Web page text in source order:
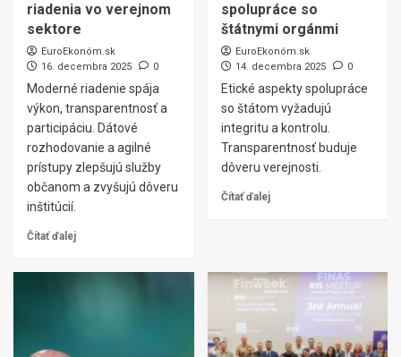
riadenia vo verejnom
sektore
EuroEkonóm.sk
16. decembra 2025
0
Moderné riadenie spája
výkon, transparentnosť a
participáciu. Dátové
rozhodovanie a agilné
prístupy zlepšujú služby
občanom a zvyšujú dôveru
inštitúcií.
Čítať ďalej
spolupráce so
štátnymi orgánmi
EuroEkonóm.sk
14. decembra 2025
0
Etické aspekty spolupráce
so štátom vyžadujú
integritu a kontrolu.
Transparentnosť buduje
dôveru verejnosti.
Čítať ďalej